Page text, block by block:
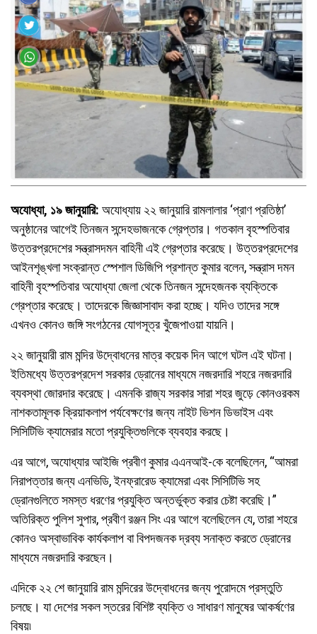
অযোধ্যা, ১৯ জানুয়ারি: অযোধ্যায় ২২ জানুয়ারি রামলালার ‘প্রাণ প্রতিষ্ঠা’
অনুষ্ঠানের আগেই তিনজন সন্দেহভাজনকে গ্রেপ্তার। গতকাল বৃহস্পতিবার
উত্তরপ্রদেশের সন্ত্রাসদমন বাহিনী এই গ্রেপ্তার করেছে। উত্তরপ্রদেশের
আইনশৃঙ্খলা সংক্রান্ত স্পেশাল ডিজিপি প্রশান্ত কুমার বলেন, সন্ত্রাস দমন
বাহিনী বৃহস্পতিবার অযোধ্যা জেলা থেকে তিনজন সন্দেহজনক ব্যক্তিকে
গ্রেপ্তার করেছে। তাদেরকে জিজ্ঞাসাবাদ করা হচ্ছে। যদিও তাদের সঙ্গে
এখনও কোনও জঙ্গি সংগঠনের যোগসূত্র খুঁজেপাওয়া যায়নি।
২২ জানুয়ারী রাম মন্দির উদ্বোধনের মাত্র কয়েক দিন আগে ঘটল এই ঘটনা।
ইতিমধ্যে উত্তরপ্রদেশ সরকার ড্রোনের মাধ্যমে নজরদারি শহরে নজরদারি
ব্যবস্থা জোরদার করেছে। এমনকি রাজ্য সরকার সারা শহর জুড়ে কোনওরকম
নাশকতামূলক ক্রিয়াকলাপ পর্যবেক্ষণের জন্য নাইট ভিশন ডিভাইস এবং
সিসিটিভি ক্যামেরার মতো প্রযুক্তিগুলিকে ব্যবহার করছে।
এর আগে, অযোধ্যার আইজি প্রবীণ কুমার এএনআই-কে বলেছিলেন, “আমরা
নিরাপত্তার জন্য এনভিডি, ইনফ্রারেড ক্যামেরা এবং সিসিটিভি সহ
ড্রোনগুলিতে সমস্ত ধরণের প্রযুক্তি অন্তর্ভুক্ত করার চেষ্টা করেছি।”
অতিরিক্ত পুলিশ সুপার, প্রবীণ রঞ্জন সিং এর আগে বলেছিলেন যে, তারা শহরে
কোনও অস্বাভাবিক কার্যকলাপ বা বিপদজনক দ্রব্য সনাক্ত করতে ড্রোনের
মাধ্যমে নজরদারি করছেন।
এদিকে ২২ শে জানুয়ারি রাম মন্দিরের উদ্বোধনের জন্য পুরোদমে প্রস্তুতি
চলছে। যা দেশের সকল স্তরের বিশিষ্ট ব্যক্তি ও সাধারণ মানুষের আকর্ষণের
বিষয়৷